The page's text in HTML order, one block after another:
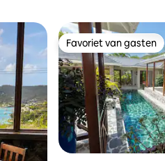
Favoriet van gasten
Favoriet van gasten